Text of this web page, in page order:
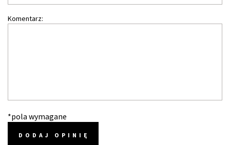
Komentarz:
*pola wymagane
DODAJ OPINIĘ